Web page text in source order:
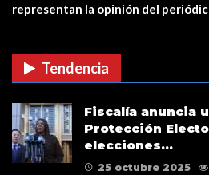
Verris Shako
representan la opinión del
Tendencia
Fiscalía anuncia
Protección
elecciones…
25 octubre 2025